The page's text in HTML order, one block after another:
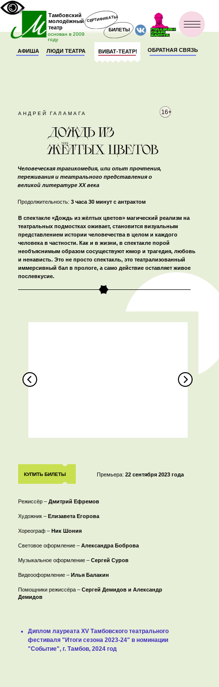
БИЛЕТЫ
СЕРТИФИКАТЫ
ЛЮДИ ТЕАТРА ОБРАТНАЯ СВЯЗЬ
театр
Тамбовский
молодёжный
основан в 2009
году
АФИША ВИВАТ-ТЕАТР!
АНДРЕЙ ГАЛАМАГА
Продолжительность: 3 часа 30 минут с антрактом
Премьера: 22 сентября 2023 года
КУПИТЬ БИЛЕТЫ
В спектакле «Дождь из жёлтых цветов» магический реализм на
театральных подмостках оживает, становится визуальным
представлением истории человечества в целом и каждого
человека в частности. Как и в жизни, в спектакле порой
необъяснимым образом сосуществуют юмор и трагедия, любовь
и ненависть. Это не просто спектакль, это театрализованный
иммерсивный бал в прологе, а само действие оставляет живое
послевкусие.
Человеческая трагикомедия, или опыт прочтения,
переживания и театрального представления о
великой литературе ХХ века
Режиссёр – Дмитрий Ефремов
Художник – Елизавета Егорова
Хореограф – Ник Шония
Световое оформление – Александра Боброва
Музыкальное оформление – Сергей Суров
Видеооформление – Илья Балакин
Помощники режиссёра – Сергей Демидов и Александр
Демидов
Диплом лауреата XV Тамбовского театрального
фестиваля "Итоги сезона 2023-24" в номинации
"Событие", г. Тамбов, 2024 год
16+